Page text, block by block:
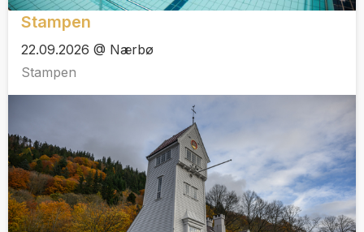
Stampen
22.09.2026 @ Nærbø
Stampen